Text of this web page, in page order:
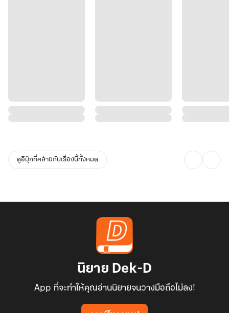
ดูอีบุ๊กที่คล้ายกับเรื่องนี้ทั้งหมด
นิยาย Dek-D
App ที่จะทำให้คุณอ่านนิยายจนวางมือถือไม่ลง!